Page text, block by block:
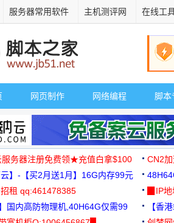
服务器常用软件 主机测评网 在线工
网页制作 网络编程 脚本
服务器注册免费领★充值白拿$100 CN2
】-【买2月送1月】16G内存99元
租 qq:461478385
▉IP
国内高防物理机,40H64G仅需99
【香